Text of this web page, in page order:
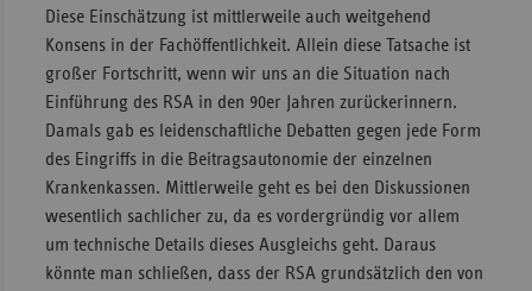
Diese Einschätzung ist mittlerweile auch weitgehend
Konsens in der Fachöffentlichkeit. Allein diese Tatsache ist
großer Fortschritt, wenn wir uns an die Situation nach
Einführung des RSA in den 90er Jahren zurückerinnern.
Damals gab es leidenschaftliche Debatten gegen jede Form
des Eingriffs in die Beitragsautonomie der einzelnen
Krankenkassen. Mittlerweile geht es bei den Diskussionen
wesentlich sachlicher zu, da es vordergründig vor allem
um technische Details dieses Ausgleichs geht. Daraus
könnte man schließen, dass der RSA grundsätzlich den von